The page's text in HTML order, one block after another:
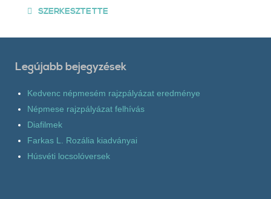
SZERKESZTETTE
Legújabb bejegyzések
Kedvenc népmesém rajzpályázat eredménye
Népmese rajzpályázat felhívás
Diafilmek
Farkas L. Rozália kiadványai
Húsvéti locsolóversek